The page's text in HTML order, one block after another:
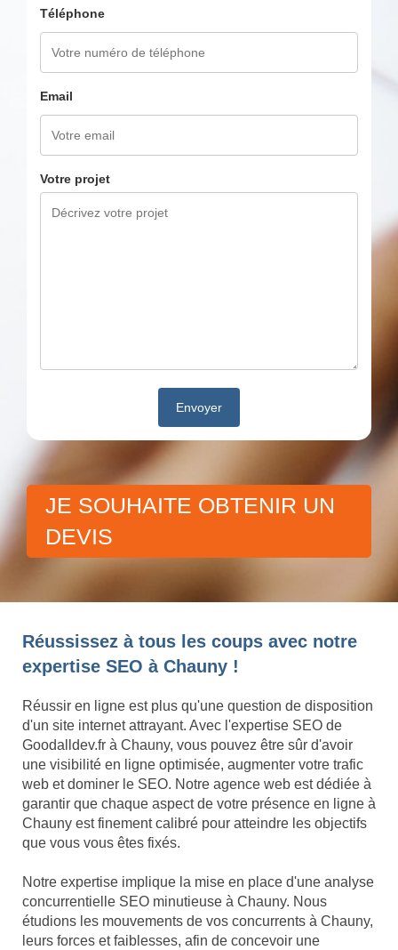
Téléphone
Email
Votre projet
JE SOUHAITE OBTENIR UN
DEVIS
Réussissez à tous les coups avec notre
expertise SEO à Chauny !
Réussir en ligne est plus qu'une question de disposition
d'un site internet attrayant. Avec l'expertise SEO de
Goodalldev.fr à Chauny, vous pouvez être sûr d'avoir
une visibilité en ligne optimisée, augmenter votre trafic
web et dominer le SEO. Notre agence web est dédiée à
garantir que chaque aspect de votre présence en ligne à
Chauny est finement calibré pour atteindre les objectifs
que vous vous êtes fixés.
Notre expertise implique la mise en place d'une analyse
concurrentielle SEO minutieuse à Chauny. Nous
étudions les mouvements de vos concurrents à Chauny,
leurs forces et faiblesses, afin de concevoir une